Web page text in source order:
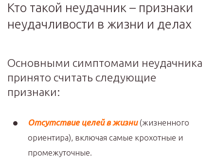
Кто такой неудачник – признаки
неудачливости в жизни и делах
Основными симптомами неудачника
принято считать следующие
признаки:
Отсутствие целей в жизни(жизненного
ориентира), включая самые крохотные и
промежуточные.